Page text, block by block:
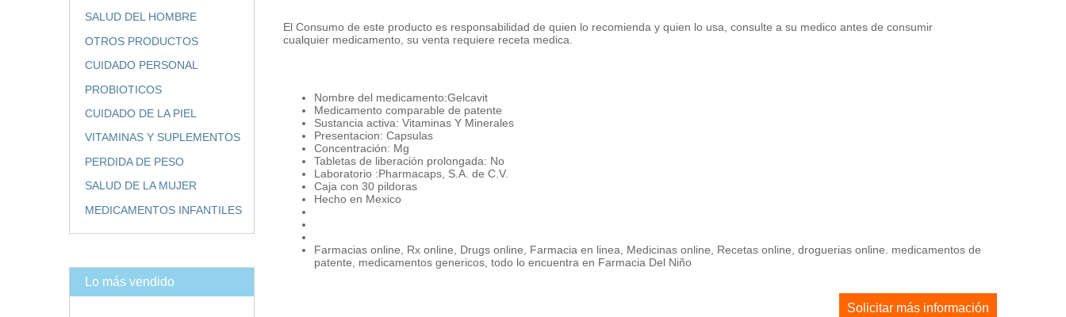
SALUD DEL HOMBRE
OTROS PRODUCTOS
CUIDADO PERSONAL
PROBIOTICOS
CUIDADO DE LA PIEL
VITAMINAS Y SUPLEMENTOS
PERDIDA DE PESO
SALUD DE LA MUJER
MEDICAMENTOS INFANTILES
Lo más vendido
El Consumo de este producto es responsabilidad de quien lo recomienda y quien lo usa, consulte a su medico antes de consumir
cualquier medicamento, su venta requiere receta medica.
Nombre del medicamento:Gelcavit
Medicamento comparable de patente
Sustancia activa: Vitaminas Y Minerales
Presentacion: Capsulas
Concentración: Mg
Tabletas de liberación prolongada: No
Laboratorio :Pharmacaps, S.A. de C.V.
Caja con 30 pildoras
Hecho en Mexico
Farmacias online, Rx online, Drugs online, Farmacia en linea, Medicinas online, Recetas online, droguerias online. medicamentos de
patente, medicamentos genericos, todo lo encuentra en Farmacia Del Niño
Solicitar más información